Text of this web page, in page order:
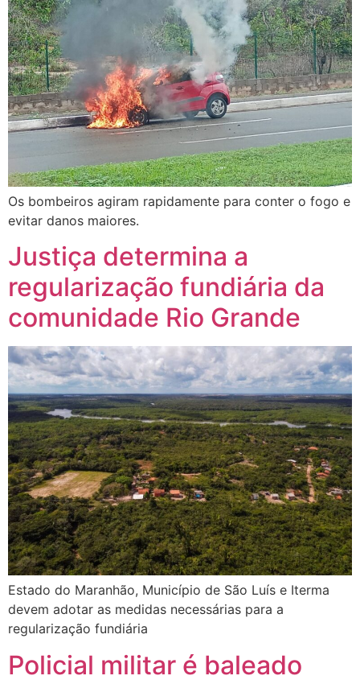
Os bombeiros agiram rapidamente para conter o fogo e
evitar danos maiores.
Justiça determina a
regularização fundiária da
comunidade Rio Grande
Estado do Maranhão, Município de São Luís e Iterma
devem adotar as medidas necessárias para a
regularização fundiária
Policial militar é baleado